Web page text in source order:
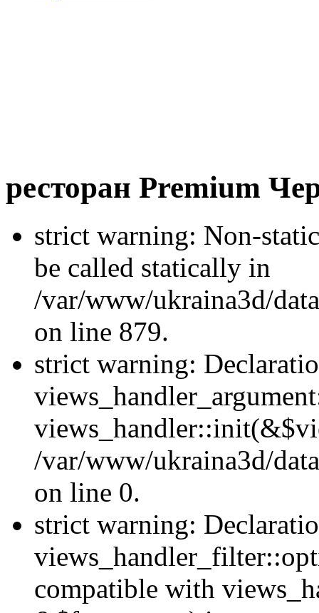
ресторан Premium
strict warning: Non-
be called statically in
/var/www/ukraina3d/
on line 879.
strict warning:
/var/www/ukraina3d/
on line 0.
strict warning:
compatible with